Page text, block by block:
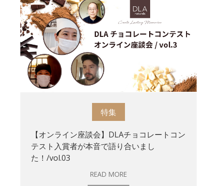
特集
【オンライン座談会】DLAチョコレートコン
テスト入賞者が本音で語り合いまし
た！/vol.03
READ MORE